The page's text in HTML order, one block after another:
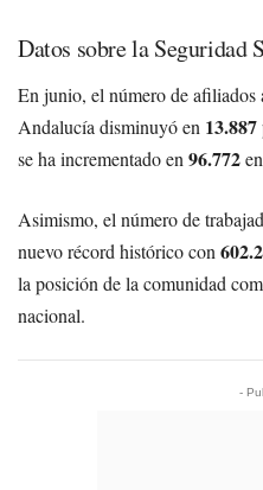
Datos sobre la Seguridad
En junio, el número de afiliados
Andalucía disminuyó en 13.887
se ha incrementado en 96.772
Asimismo, el número de
nuevo récord histórico con
la posición de la comunidad
nacional.
-